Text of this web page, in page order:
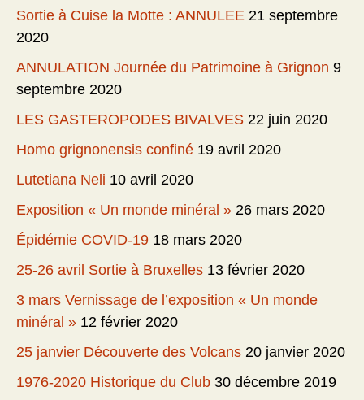
Sortie à Cuise la Motte : ANNULEE 21 septembre
2020
ANNULATION Journée du Patrimoine à Grignon 9
septembre 2020
LES GASTEROPODES BIVALVES 22 juin 2020
Homo grignonensis confiné 19 avril 2020
Lutetiana Neli 10 avril 2020
Exposition « Un monde minéral » 26 mars 2020
Épidémie COVID-19 18 mars 2020
25-26 avril Sortie à Bruxelles 13 février 2020
3 mars Vernissage de l’exposition « Un monde
minéral » 12 février 2020
25 janvier Découverte des Volcans 20 janvier 2020
1976-2020 Historique du Club 30 décembre 2019